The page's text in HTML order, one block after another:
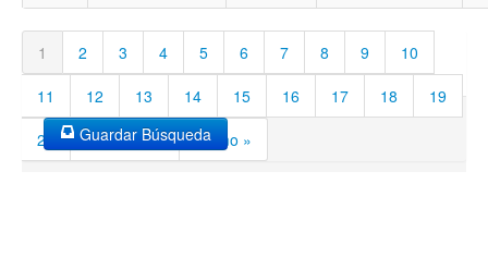
1 2 3 4 5 6 7 8 9
10
11
12 13 14 15 16 17 18
19
20
Siguiente » Último »
Guardar Búsqueda